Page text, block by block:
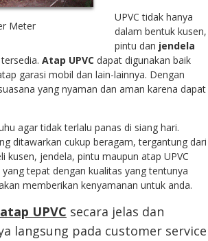
Meter
UPVC tidak hanya
dalam bentuk kusen,
pintu dan jendela
Atap UPVCdapat digunakan baik
garasi mobil dan lain-lainnya. Dengan
yang nyaman dan aman karena dapat
agar tidak terlalu panas di siang hari.
ditawarkan cukup beragam, tergantung dari
kusen, jendela, pintu maupun atap UPVC
tepat dengan kualitas yang tentunya
memberikan kenyamanan untuk anda.
UPVC secara jelas dan
langsung pada customer service